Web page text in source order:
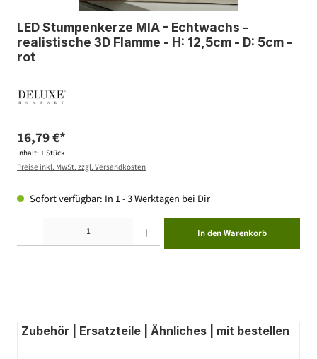
LED Stumpenkerze MIA - Echtwachs -
realistische 3D Flamme - H: 12,5cm - D: 5cm -
rot
16,79 €*
Inhalt: 1 Stück
Preise inkl. MwSt. zzgl. Versandkosten
Sofort verfügbar: In 1 - 3 Werktagen bei Dir
In den Warenkorb
Zubehör | Ersatzteile | Ähnliches | mit bestellen